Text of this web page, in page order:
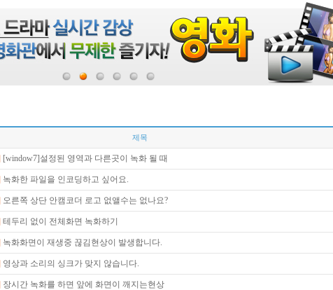
제목
[window7]설정된 영역과 다른곳이 녹화 될 때
녹화한 파일을 인코딩하고 싶어요.
오른쪽 상단 안캠코더 로고 없앨수는 없나요?
테두리 없이 전체화면 녹화하기
녹화화면이 재생중 끊김현상이 발생합니다.
영상과 소리의 싱크가 맞지 않습니다.
장시간 녹화를 하면 앞에 화면이 깨지는현상